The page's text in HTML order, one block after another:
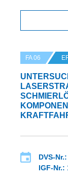
FA 06
DVS-
IGF-Nr.: